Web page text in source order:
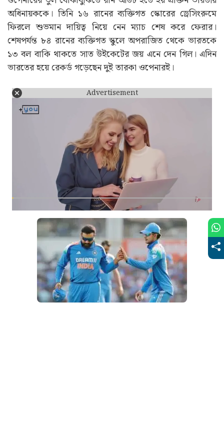
অধিনায়ককে। তিনি ১৬ রানের ব্যক্তিগত স্কোরের ড্রেসিংরুমে
ফিরলে শুভমান দায়িত্ব নিয়ে নেন ম্যাচ শেষ করে ফেরার।
শেষপর্যন্ত ৮৪ রানের ব্যক্তিগত স্কুলে অপরাজিত থেকে ভারতকে
১৩ বল বাকি থাকতে সাত উইকেটের জয় এনে দেন গিল। এদিন
ভারতের হয়ে রেকর্ড গড়েছেন দুই তারকা ওপেনারই।
Advertisement